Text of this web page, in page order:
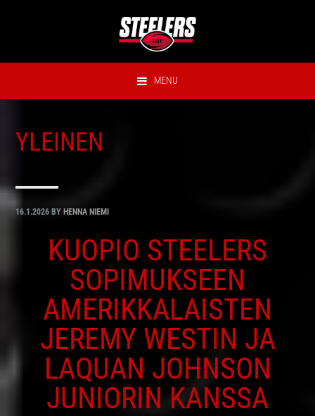
MENU
YLEINEN
16.1.2026 BY HENNA NIEMI
KUOPIO STEELERS
SOPIMUKSEEN
AMERIKKALAISTEN
JEREMY WESTIN JA
LAQUAN JOHNSON
JUNIORIN KANSSA